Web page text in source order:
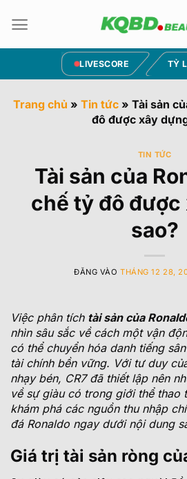
qua
LIVESCORE TỶ
Trang chủ » Tin tức» Tài sản
đô được xây
TIN TỨC
Tài sản của
chế tỷ đô được
sao?
ĐĂNG VÀO THÁNG 12 28,
Việc phân tích tài sản của
nhìn sâu sắc về cách một vận
có thể chuyển hóa danh tiếng
tài chính bền vững. Với tư duy
nhạy bén, CR7 đã thiết lập nên
về sự giàu có trong giới thể thao
khám phá các nguồn thu nhập
đá Ronaldo ngay dưới nội dung
Giá trị tài sản ròng